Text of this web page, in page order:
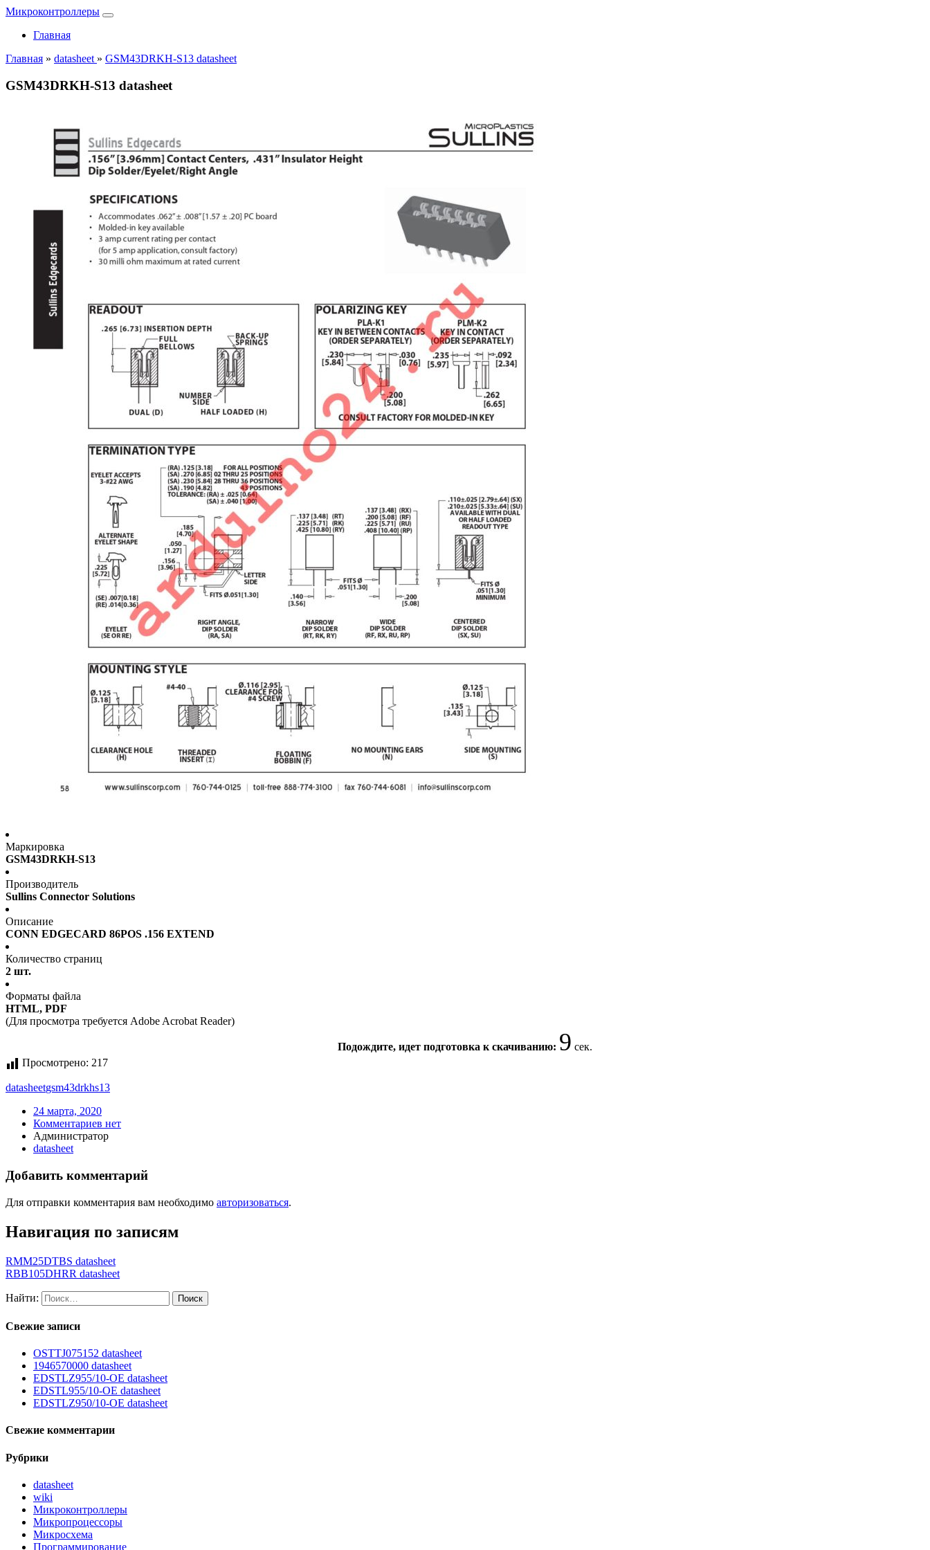
Микроконтроллеры
Главная
Главная » datasheet » GSM43DRKH-S13 datasheet
GSM43DRKH-S13 datasheet
Маркировка
GSM43DRKH-S13
Производитель
Sullins Connector Solutions
Описание
CONN EDGECARD 86POS .156 EXTEND
Количество страниц
2 шт.
Форматы файла
HTML, PDF
(Для просмотра требуется Adobe Acrobat Reader)
Подождите, идет подготовка к скачиванию: 9 сек.
Просмотрено: 217
datasheetgsm43drkhs13
24 марта, 2020
Комментариев нет
Администратор
datasheet
Добавить комментарий
Для отправки комментария вам необходимо авторизоваться.
Навигация по записям
RMM25DTBS datasheet
RBB105DHRR datasheet
Найти:
Свежие записи
OSTTJ075152 datasheet
1946570000 datasheet
EDSTLZ955/10-OE datasheet
EDSTL955/10-OE datasheet
EDSTLZ950/10-OE datasheet
Свежие комментарии
Рубрики
datasheet
wiki
Микроконтроллеры
Микропроцессоры
Микросхема
Программирование